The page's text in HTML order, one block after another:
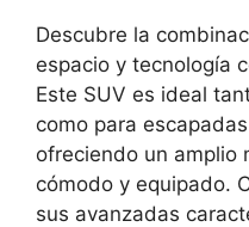
Descubre la
espacio y tecnología
Este SUV es ideal
como para
ofreciendo un amplio
cómodo y equipado.
sus avanzadas